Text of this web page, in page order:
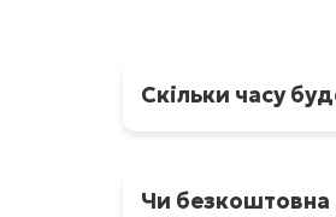
Скільки часу
повідомляємо
Чи безкоштовна